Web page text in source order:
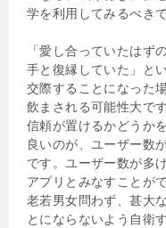
学を利用してみるべきで
「愛し合っていたはず
手と復縁していた」と
交際することになった
飲まされる可能性大です
信頼が置けるかどうか
良いのが、ユーザー数
です。ユーザー数が多
アプリとみなすことが
老若男女問わず、甚大
とにならないよう自衛